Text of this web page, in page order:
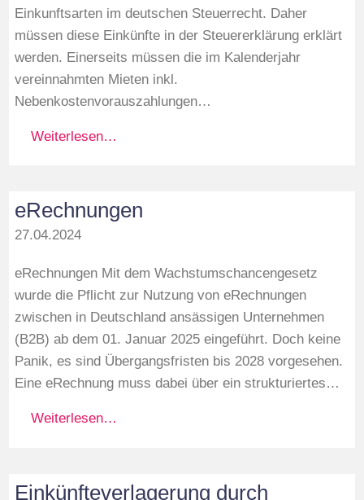
Einkunftsarten im deutschen Steuerrecht. Daher
müssen diese Einkünfte in der Steuererklärung erklärt
werden. Einerseits müssen die im Kalenderjahr
vereinnahmten Mieten inkl.
Nebenkostenvorauszahlungen…
Weiterlesen…
eRechnungen
27.04.2024
eRechnungen Mit dem Wachstumschancengesetz
wurde die Pflicht zur Nutzung von eRechnungen
zwischen in Deutschland ansässigen Unternehmen
(B2B) ab dem 01. Januar 2025 eingeführt. Doch keine
Panik, es sind Übergangsfristen bis 2028 vorgesehen.
Eine eRechnung muss dabei über ein strukturiertes…
Weiterlesen…
Einkünfteverlagerung durch